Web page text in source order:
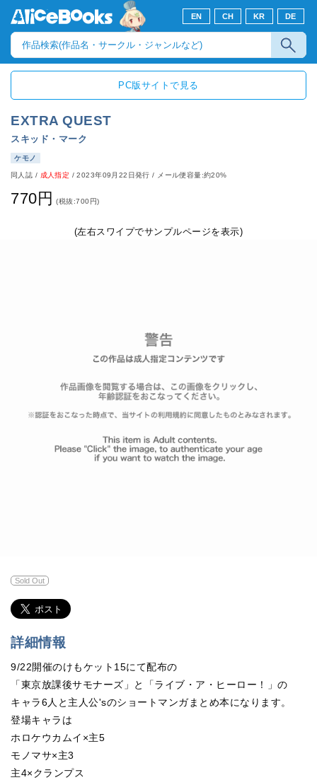
EN CH KR DE
PC版サイトで見る
EXTRA QUEST
スキッド・マーク
ケモノ
同人誌 / 成人指定 /2023年09月22日発行 / メール便容量:約20%
770円 (税抜:700円)
(左右スワイプでサンプルページを表示)
Sold Out
詳細情報
9/22開催のけもケット15にて配布の
「東京放課後サモナーズ」と「ライブ・ア・ヒーロー！」の
キャラ6人と主人公'sのショートマンガまとめ本になります。
登場キャラは
ホロケウカムイ×主5
モノマサ×主3
主4×クランプス